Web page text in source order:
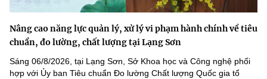
Nâng cao năng lực quản lý, xử lý vi phạm hành chính về tiêu
chuẩn, đo lường, chất lượng tại Lạng Sơn
Sáng 06/8/2026, tại Lạng Sơn, Sở Khoa học và Công nghệ phối
hợp với Ủy ban Tiêu chuẩn Đo lường Chất lượng Quốc gia tổ